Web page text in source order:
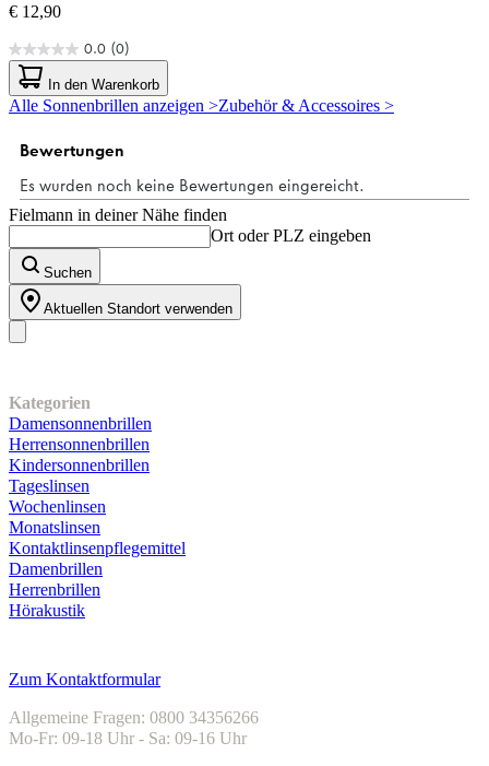
€ 12,90
0.0 (0)
0.0
von
5
Sternen.
In den Warenkorb
Alle Sonnenbrillen anzeigen >Zubehör & Accessoires >
Fielmann in deiner Nähe finden
Ort oder PLZ eingeben
Suchen
Aktuellen Standort verwenden
Kategorien
Damensonnenbrillen
Herrensonnenbrillen
Kindersonnenbrillen
Tageslinsen
Wochenlinsen
Monatslinsen
Kontaktlinsenpflegemittel
Damenbrillen
Herrenbrillen
Hörakustik
Zum Kontaktformular
Allgemeine Fragen: 0800 34356266
Mo-Fr: 09-18 Uhr - Sa: 09-16 Uhr